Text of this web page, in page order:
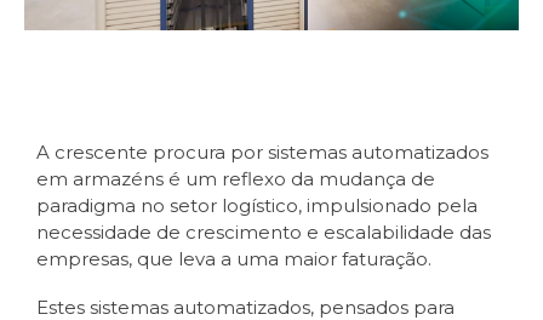
A crescente procura por sistemas automatizados
em armazéns é um reflexo da mudança de
paradigma no setor logístico, impulsionado pela
necessidade de crescimento e escalabilidade das
empresas, que leva a uma maior faturação.
Estes sistemas automatizados, pensados para